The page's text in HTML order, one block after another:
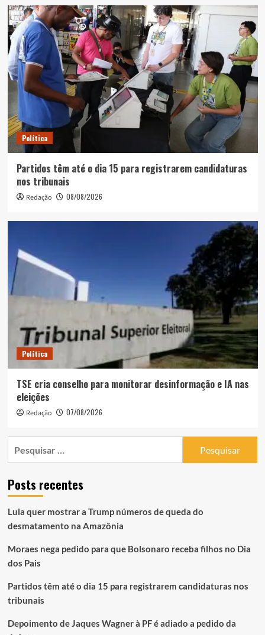
Política
Partidos têm até o dia 15 para registrarem candidaturas
nos tribunais
Redação 08/08/2026
Política
TSE cria conselho para monitorar desinformação e IA nas
eleições
Redação 07/08/2026
Posts recentes
Lula quer mostrar a Trump números de queda do
desmatamento na Amazônia
Moraes nega pedido para que Bolsonaro receba filhos no Dia
dos Pais
Partidos têm até o dia 15 para registrarem candidaturas nos
tribunais
Depoimento de Jaques Wagner à PF é adiado a pedido da